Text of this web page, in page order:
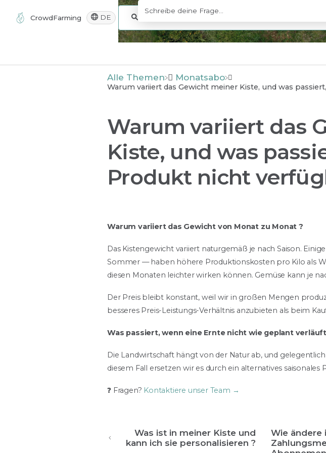
CrowdFarming DE
Alle Themen ​Monatsabo
Warum variiert das Gewicht meiner Kiste, und was
Warum variiert das
Kiste, und was
Produkt nicht
Warum variiert das Gewicht von Monat zu Monat ?
Das Kistengewicht variiert naturgemäß je nach Saison.
Sommer — haben höhere Produktionskosten pro Kilo als
diesen Monaten leichter wirken können. Gemüse kann je
Der Preis bleibt konstant, weil wir in großen Mengen
besseres Preis-Leistungs-Verhältnis anzubieten als beim
Was passiert, wenn eine Ernte nicht wie geplant
Die Landwirtschaft hängt von der Natur ab, und
diesem Fall ersetzen wir es durch ein alternatives
❓ Fragen? Kontaktiere unser Team →
Was ist in meiner Kiste und
kann ich sie personalisieren ?
Wie ändere